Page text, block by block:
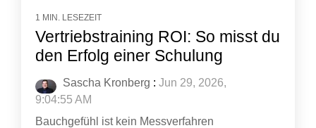
1 MIN. LESEZEIT
Vertriebstraining ROI: So misst du
den Erfolg einer Schulung
Sascha Kronberg : Jun 29, 2026,
9:04:55 AM
Bauchgefühl ist kein Messverfahren